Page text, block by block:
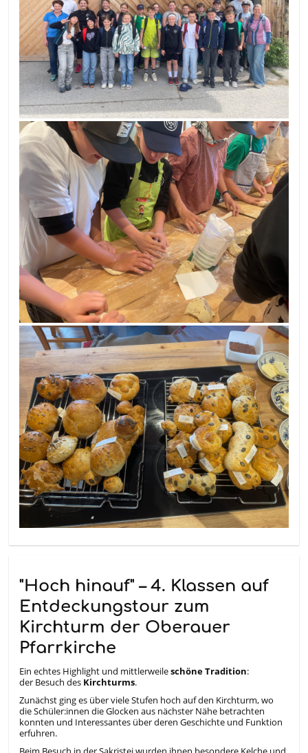
"Hoch hinauf" – 4. Klassen auf
Entdeckungstour zum
Kirchturm der Oberauer
Pfarrkirche
Ein echtes Highlight und mittlerweileschöne Tradition:
der Besuch des Kirchturms.
Zunächst ging es über viele Stufen hoch auf den Kirchturm, wo
die Schüler:innen die Glocken aus nächster Nähe betrachten
konnten und Interessantes über deren Geschichte und Funktion
erfuhren.